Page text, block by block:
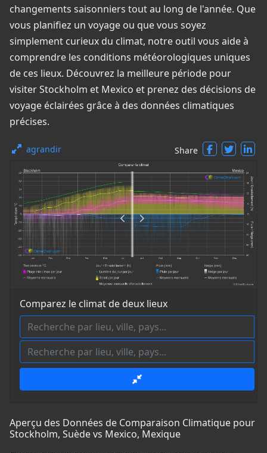
changements saisonniers tout au long de l'année. Que
vous planifiez un voyage ou que vous soyez
simplement curieux du climat, notre outil vous aide à
comprendre les conditions météorologiques uniques
de ces lieux. Découvrez la meilleure période pour
visiter Stockholm et Mexico et prenez des décisions de
voyage éclairées grâce à des données climatiques
précises.
agrandir Share
Comparez le climat de deux lieux
Aperçu des Données de Comparaison Climatique pour
Stockholm, Suède vs Mexico, Mexique